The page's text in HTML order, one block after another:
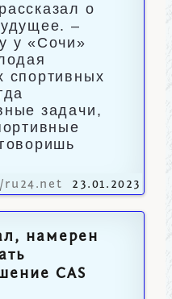
о
–
у «Сочи»
спортивных
задачи,
ru24.net 23.01.2023
намерен
CAS